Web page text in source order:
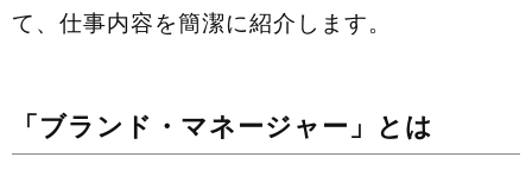
て、仕事内容を簡潔に紹介します。
「ブランド・マネージャー」とは